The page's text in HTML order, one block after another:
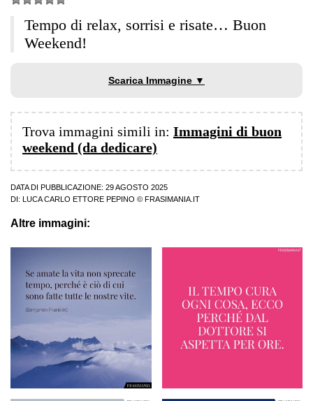
Tempo di relax, sorrisi e risate… Buon
Weekend!
Scarica Immagine ▼
Trova immagini simili in: Immagini di buon
weekend (da dedicare)
DATA DI PUBBLICAZIONE: 29 AGOSTO 2025
DI:
LUCA CARLO ETTORE PEPINO © FRASIMANIA.IT
Altre immagini: